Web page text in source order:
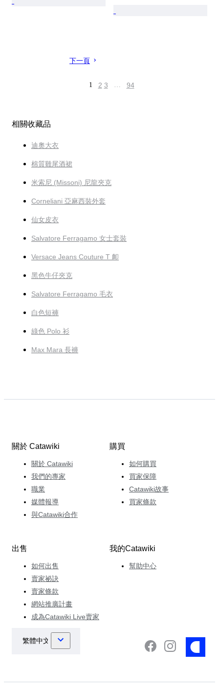
下一頁
1 2 3 … 94
相關收藏品
迪奧大衣
棉質雞尾酒裙
米索尼 (Missoni) 尼龍夾克
Corneliani 亞麻西裝外套
仙女皮衣
Salvatore Ferragamo 女士套裝
Versace Jeans Couture T 卹
黑色牛仔夾克
Salvatore Ferragamo 毛衣
白色短褲
綠色 Polo 衫
Max Mara 長褲
關於 Catawiki
關於 Catawiki
我們的專家
職業
媒體報導
與Catawiki合作
購買
如何購買
買家保障
Catawiki故事
買家條款
出售
如何出售
賣家祕訣
賣家條款
網站推廣計畫
成為Catawiki Live賣家
我的Catawiki
幫助中心